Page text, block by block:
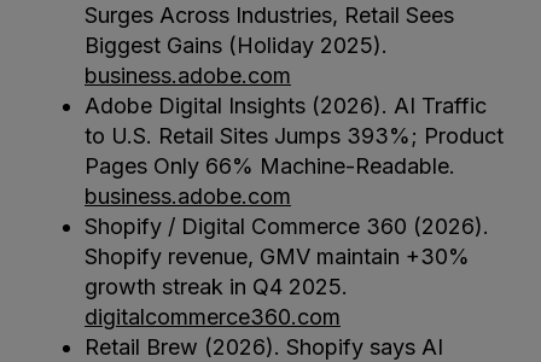
Surges Across Industries, Retail Sees
Biggest Gains (Holiday 2025).
business.adobe.com
Adobe Digital Insights (2026). AI Traffic
to U.S. Retail Sites Jumps 393%; Product
Pages Only 66% Machine-Readable.
business.adobe.com
Shopify / Digital Commerce 360 (2026).
Shopify revenue, GMV maintain +30%
growth streak in Q4 2025.
digitalcommerce360.com
Retail Brew (2026). Shopify says AI